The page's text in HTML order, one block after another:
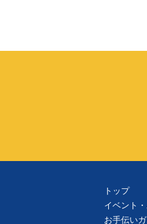
トップ
イベント
お手伝い